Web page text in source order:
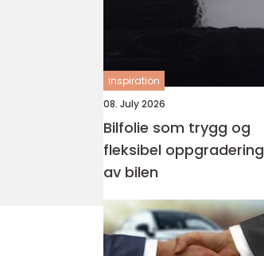
inspiration
08. July 2026
Bilfolie som trygg og
fleksibel oppgradering
av bilen